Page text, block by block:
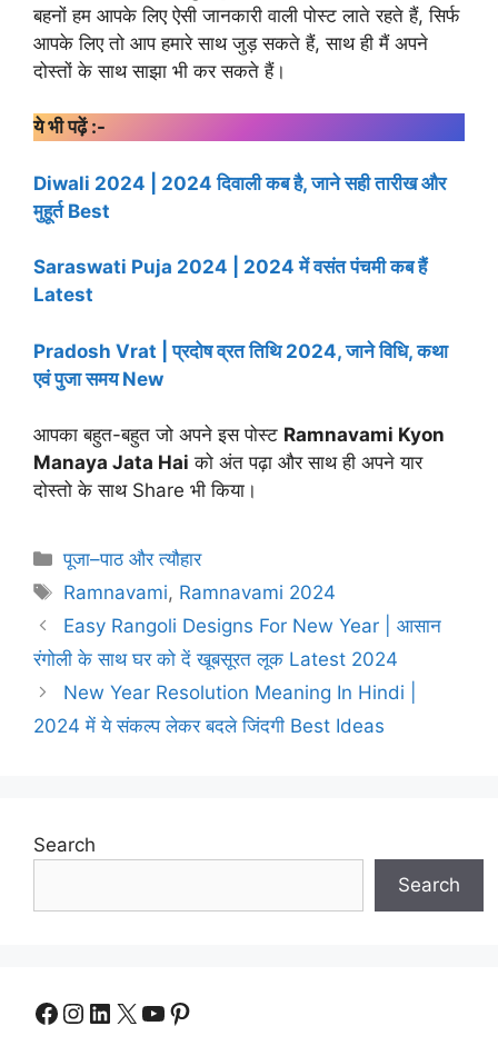
बहनों हम आपके लिए ऐसी जानकारी वाली पोस्ट लाते रहते हैं, सिर्फ
आपके लिए तो आप हमारे साथ जुड़ सकते हैं, साथ ही मैं अपने
दोस्तों के साथ साझा भी कर सकते हैं।
ये भी पढ़ें :-
Diwali 2024 | 2024 दिवाली कब है, जाने सही तारीख और
मुहूर्त Best
Saraswati Puja 2024 | 2024 में वसंत पंचमी कब हैं
Latest
Pradosh Vrat | प्रदोष व्रत तिथि 2024, जाने विधि, कथा
एवं पुजा समय New
आपका बहुत-बहुत जो अपने इस पोस्ट Ramnavami Kyon
Manaya Jata Hai को अंत पढ़ा और साथ ही अपने यार
दोस्तो के साथ Share भी किया।
Categories
पूजा–पाठ और त्यौहार
Tags
Ramnavami, Ramnavami 2024
Easy Rangoli Designs For New Year | आसान
रंगोली के साथ घर को दें खूबसूरत लूक Latest 2024
New Year Resolution Meaning In Hindi |
2024 में ये संकल्प लेकर बदले जिंदगी Best Ideas
Search
Search
Facebook
Instagram
LinkedIn
X YouTube
Pinterest